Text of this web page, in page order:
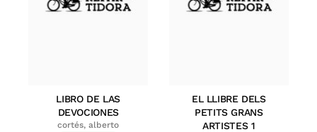
LIBRO DE LAS
DEVOCIONES
cortés, alberto
EL LLIBRE DELS
PETITS GRANS
ARTISTES 1